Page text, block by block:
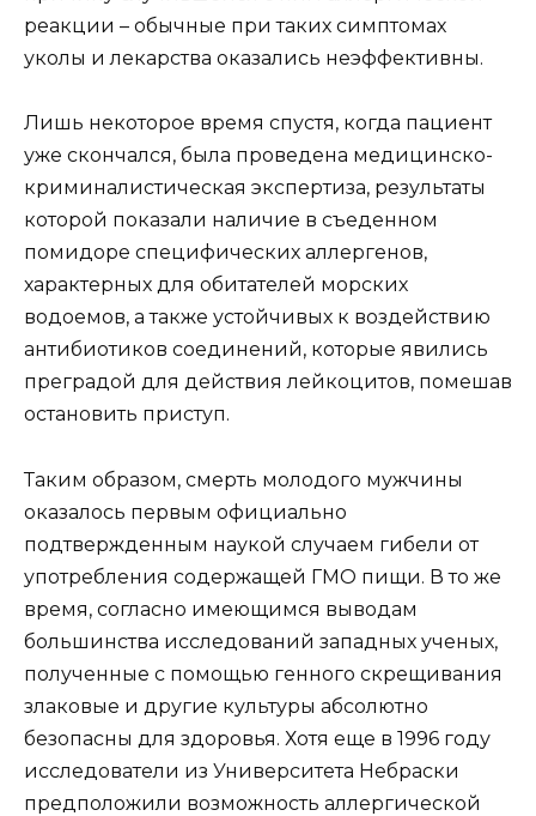
реакции – обычные при таких симптомах
уколы и лекарства оказались неэффективны.
Лишь некоторое время спустя, когда пациент
уже скончался, была проведена медицинско-
криминалистическая экспертиза, результаты
которой показали наличие в съеденном
помидоре специфических аллергенов,
характерных для обитателей морских
водоемов, а также устойчивых к воздействию
антибиотиков соединений, которые явились
преградой для действия лейкоцитов, помешав
остановить приступ.
Таким образом, смерть молодого мужчины
оказалось первым официально
подтвержденным наукой случаем гибели от
употребления содержащей ГМО пищи. В то же
время, согласно имеющимся выводам
большинства исследований западных ученых,
полученные с помощью генного скрещивания
злаковые и другие культуры абсолютно
безопасны для здоровья. Хотя еще в 1996 году
исследователи из Университета Небраски
предположили возможность аллергической